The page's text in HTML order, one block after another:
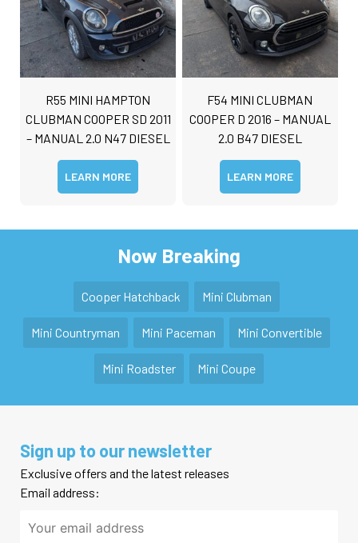
R55 MINI HAMPTON
CLUBMAN COOPER SD 2011
– MANUAL 2.0 N47 DIESEL
LEARN MORE
F54 MINI CLUBMAN
COOPER D 2016 – MANUAL
2.0 B47 DIESEL
LEARN MORE
Now Breaking
Cooper Hatchback Mini Clubman
Mini Countryman Mini Paceman Mini Convertible
Mini Roadster Mini Coupe
Sign up to our newsletter
Exclusive offers and the latest releases
Email address: